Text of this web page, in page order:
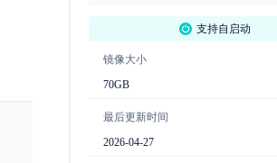
支持自启动
镜像大小
70GB
最后更新时间
2026-04-27